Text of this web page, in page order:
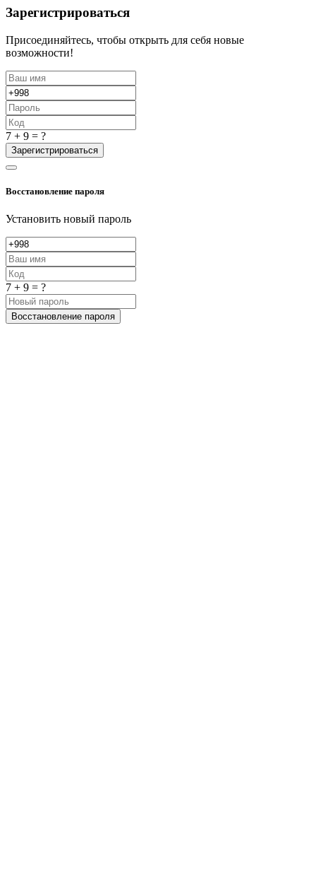
Зарегистрироваться
Присоединяйтесь, чтобы открыть для себя новые
возможности!
7 + 9 = ?
Зарегистрироваться
Восстановление пароля
Установить новый пароль
7 + 9 = ?
Восстановление пароля